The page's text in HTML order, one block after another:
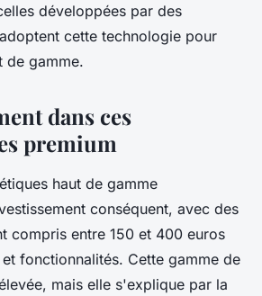
développées par des
cette technologie pour
de gamme.
dans ces
premium
haut de gamme
conséquent, avec des
compris entre 150 et 400 euros
fonctionnalités. Cette gamme de
mais elle s'explique par la